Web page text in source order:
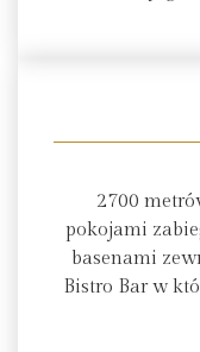
2700
pokojami
basenami
Bistro Bar w